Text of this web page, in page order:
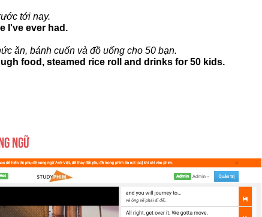
tới nay.
I've ever had.
ăn, bánh cuốn và đồ uống cho 50 bạn.
food, steamed rice roll and drinks for 50 kids.
NGỮ